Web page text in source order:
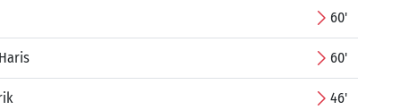
60'
60'
46'